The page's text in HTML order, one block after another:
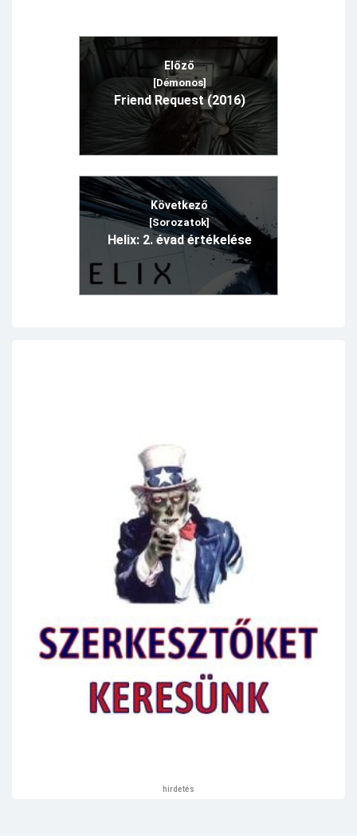
Előző
[Démonos]
Friend Request (2016)
Következő
[Sorozatok]
Helix: 2. évad értékelése
hirdetés